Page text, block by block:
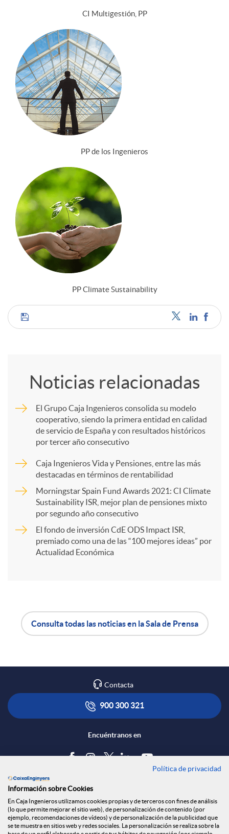
CI Multigestión, PP
PP de los Ingenieros
PP Climate Sustainability
C
a
r
t
R
e
d
e
s
Noticias relacionadas
El Grupo Caja Ingenieros consolida su modelo
cooperativo, siendo la primera entidad en calidad
de servicio de España y con resultados históricos
por tercer año consecutivo
Caja Ingenieros Vida y Pensiones, entre las más
destacadas en términos de rentabilidad
Morningstar Spain Fund Awards 2021: CI Climate
Sustainability ISR, mejor plan de pensiones mixto
por segundo año consecutivo
El fondo de inversión CdE ODS Impact ISR,
premiado como una de las “100 mejores ideas” por
Actualidad Económica
A
p
l
a
o
t
s
Consulta todas las noticias en la Sala de Prensa
Contacta
900 300 321
Encuéntranos en
Tablón de anuncios
Política de cookies
Aviso legal
Política de privacidad
Información sobre Cookies
En Caja Ingenieros utilizamos cookies propias y de terceros con fines de análisis
(lo que permite mejorar el sitio web), de personalización de contenido (por
ejemplo, recomendaciones de vídeos) y de personalización de la publicidad que
se te muestra en sitios web y redes sociales. La personalización se realiza sobre la